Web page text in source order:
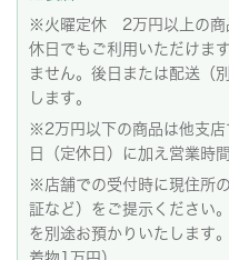
※火曜定休 2万円以上の商
休日でもご利用いただけま
ません。後日または配送（
します。
※2万円以下の商品は他支店
日（定休日）に加え営業時
※店舗での受付時に現住所
証など）をご提示ください
を別途お預かりいたします